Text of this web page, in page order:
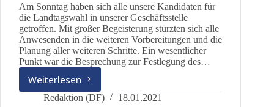
Am Sonntag haben sich alle unsere Kandidaten für
die Landtagswahl in unserer Geschäftsstelle
getroffen. Mit großer Begeisterung stürzten sich alle
Anwesenden in die weiteren Vorbereitungen und die
Planung aller weiteren Schritte. Ein wesentlicher
Punkt war die Besprechung zur Festlegung des…
Weiterlesen
Erstellung
des
Redaktion (DF) 18.01.2021